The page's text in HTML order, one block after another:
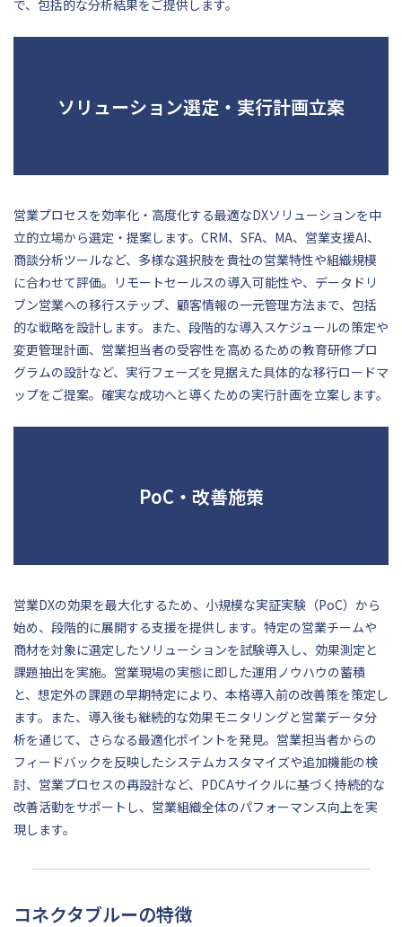
で、包括的な分析結果をご提供します。
ソリューション選定・実行計画立案
営業プロセスを効率化・高度化する最適なDXソリューションを中
立的立場から選定・提案します。CRM、SFA、MA、営業支援AI、
商談分析ツールなど、多様な選択肢を貴社の営業特性や組織規模
に合わせて評価。リモートセールスの導入可能性や、データドリ
ブン営業への移行ステップ、顧客情報の一元管理方法まで、包括
的な戦略を設計します。また、段階的な導入スケジュールの策定や
変更管理計画、営業担当者の受容性を高めるための教育研修プロ
グラムの設計など、実行フェーズを見据えた具体的な移行ロードマ
ップをご提案。確実な成功へと導くための実行計画を立案します。
PoC・改善施策
営業DXの効果を最大化するため、小規模な実証実験（PoC）から
始め、段階的に展開する支援を提供します。特定の営業チームや
商材を対象に選定したソリューションを試験導入し、効果測定と
課題抽出を実施。営業現場の実態に即した運用ノウハウの蓄積
と、想定外の課題の早期特定により、本格導入前の改善策を策定し
ます。また、導入後も継続的な効果モニタリングと営業データ分
析を通じて、さらなる最適化ポイントを発見。営業担当者からの
フィードバックを反映したシステムカスタマイズや追加機能の検
討、営業プロセスの再設計など、PDCAサイクルに基づく持続的な
改善活動をサポートし、営業組織全体のパフォーマンス向上を実
現します。
コネクタブルーの特徴